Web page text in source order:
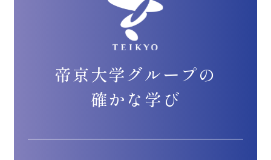
帝京大学グループの
確かな学び